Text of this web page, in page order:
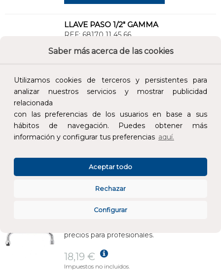
Saber más acerca de las cookies
Utilizamos cookies de terceros y persistentes para
analizar nuestros servicios y mostrar publicidad
relacionada
con las preferencias de los usuarios en base a sus
hábitos de navegación. Puedes obtener más
información y configurar tus preferencias aquí.
Configurar
Rechazar
Aceptar todo
LLAVE PASO 1/2" GAMMA
REF: 68170 11 45 66
precios para profesionales.
Impuestos no incluidos.
68902 45
Añade al carrito y sigue el proceso de
precios para profesionales.
18,19 €
Impuestos no incluidos.